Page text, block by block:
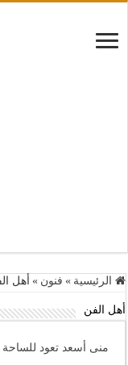
الرئيسية » فنون » أهل
أهل الفن
منى أسعد تعود للساحة